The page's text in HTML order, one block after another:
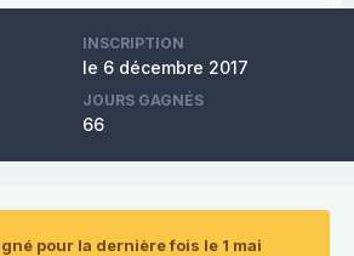
INSCRIPTION
le 6 décembre 2017
JOURS GAGNÉS
66
pour la dernière fois le 1 mai